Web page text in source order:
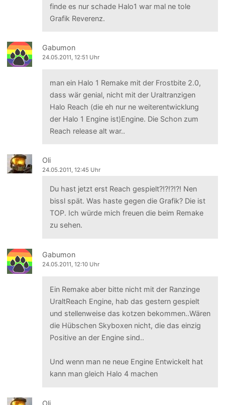
finde es nur schade Halo1 war mal ne tole
Grafik Reverenz.
Gabumon
24.05.2011, 12:51 Uhr
man ein Halo 1 Remake mit der Frostbite 2.0,
dass wär genial, nicht mit der Uraltranzigen
Halo Reach (die eh nur ne weiterentwicklung
der Halo 1 Engine ist)Engine. Die Schon zum
Reach release alt war..
Oli
24.05.2011, 12:45 Uhr
Du hast jetzt erst Reach gespielt?!?!?!?! Nen
bissl spät. Was haste gegen die Grafik? Die ist
TOP. Ich würde mich freuen die beim Remake
zu sehen.
Gabumon
24.05.2011, 12:10 Uhr
Ein Remake aber bitte nicht mit der Ranzinge
UraltReach Engine, hab das gestern gespielt
und stellenweise das kotzen bekommen..Wären
die Hübschen Skyboxen nicht, die das einzig
Positive an der Engine sind..
Und wenn man ne neue Engine Entwickelt hat
kann man gleich Halo 4 machen
Oli